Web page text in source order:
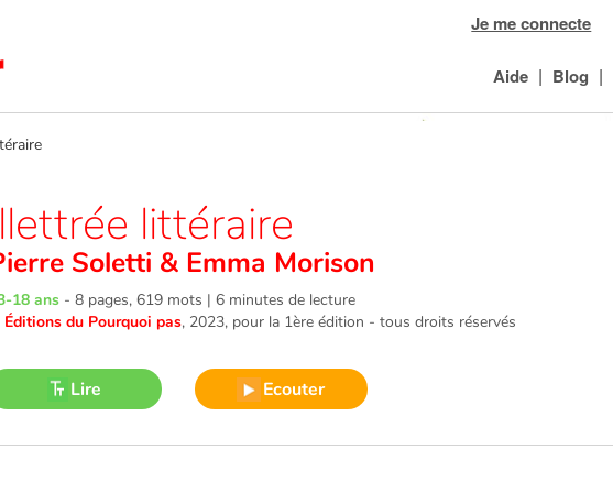
Je me connecte
Aide | Blog |
littéraire
Soletti & Emma Morison
18 ans - 8 pages, 619 mots | 6 minutes de lecture
Éditions du Pourquoi pas, 2023, pour la 1ère édition - tous droits réservés
Lire Ecouter